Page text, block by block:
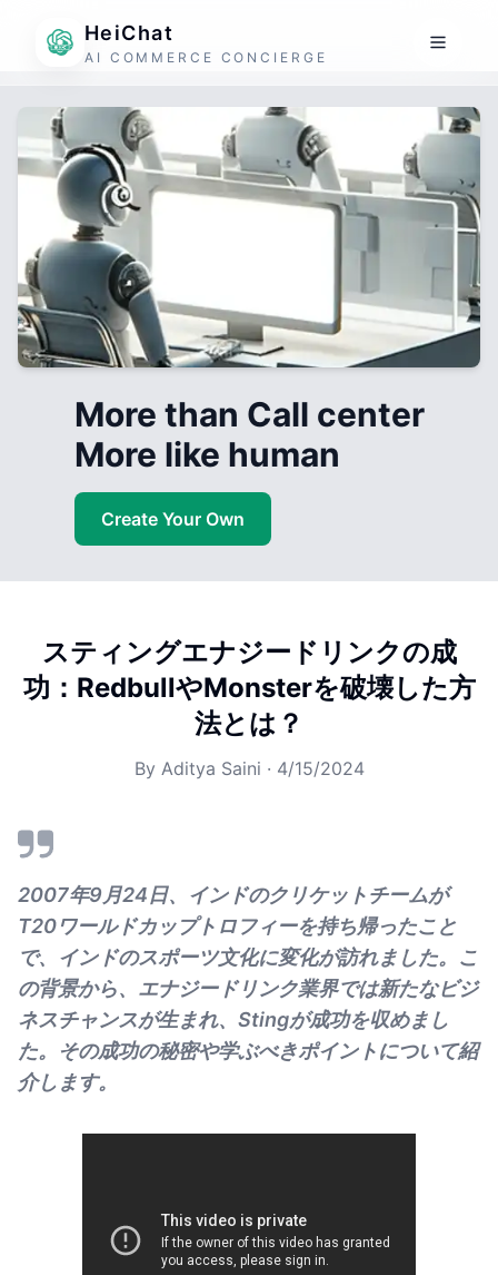
HeiChat
AI COMMERCE CONCIERGE
More than Call center
More like human
Create Your Own
スティングエナジードリンクの成
功：RedbullやMonsterを破壊した方
法とは？
By Aditya Saini · 4/15/2024
2007年9月24日、インドのクリケットチームが
T20ワールドカップトロフィーを持ち帰ったこと
で、インドのスポーツ文化に変化が訪れました。こ
の背景から、エナジードリンク業界では新たなビジ
ネスチャンスが生まれ、Stingが成功を収めまし
た。その成功の秘密や学ぶべきポイントについて紹
介します。